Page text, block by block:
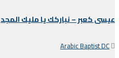
عيسى كعبر – نباركك يا مليك المجد
Arabic Baptist DC